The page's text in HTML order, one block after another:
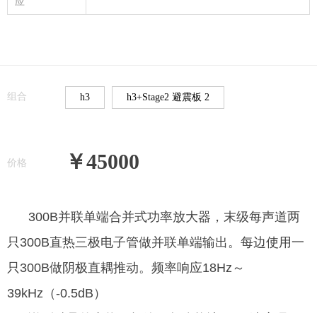
组合 h3 h3+Stage2 避震板 2
价格 ￥45000
300B并联单端合并式功率放大器，末级每声道两
只300B直热三极电子管做并联单端输出。每边使用一
只300B做阴极直耦推动。频率响应18Hz～
39kHz（-0.5dB）